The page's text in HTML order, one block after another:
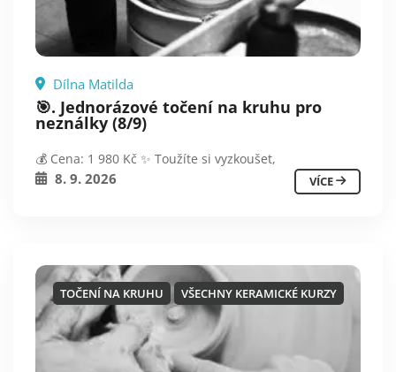
Dílna Matilda
🎯. Jednorázové točení na kruhu pro
neználky (8/9)
💰 Cena: 1 980 Kč ✨ Toužíte si vyzkoušet,
8. 9. 2026 VÍCE
TOČENÍ NA KRUHU VŠECHNY KERAMICKÉ KURZY